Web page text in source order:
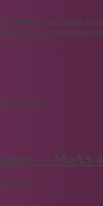
в горной
— МоАЗ-